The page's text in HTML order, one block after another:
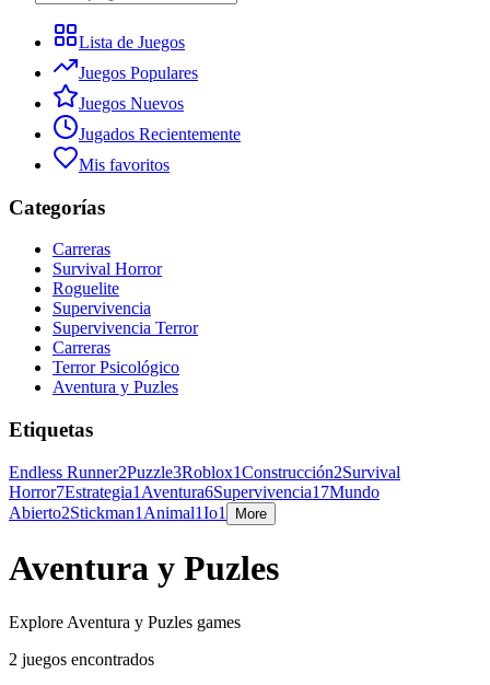
Lista de Juegos
Juegos Populares
Juegos Nuevos
Jugados Recientemente
Mis favoritos
Categorías
Carreras
Survival Horror
Roguelite
Supervivencia
Supervivencia Terror
Carreras
Terror Psicológico
Aventura y Puzles
Etiquetas
Endless Runner2Puzzle3Roblox1Construcción2Survival
Horror7Estrategia1 Aventura6Supervivencia17Mundo
Abierto2Stickman1 Animal1Io1 More
Aventura y Puzles
Explore Aventura y Puzles games
2 juegos encontrados